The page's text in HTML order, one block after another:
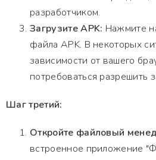
разработчиком.
Загрузите APK: Нажмите
файла APK. В некоторых
зависимости от вашего
потребоваться разрешить
Шаг третий:
Откройте файловый
встроенное приложение